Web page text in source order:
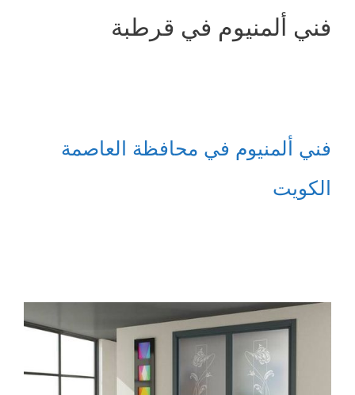
فني ألمنيوم في قرطبة
فني ألمنيوم في محافظة العاصمة
الكويت